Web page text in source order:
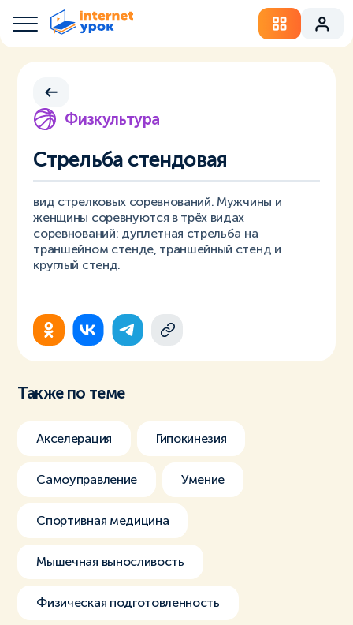
Физкультура
Стрельба стендовая
вид стрелковых соревнований. Мужчины и
женщины соревнуются в трёх видах
соревнований: дуплетная стрельба на
траншейном стенде, траншейный стенд и
круглый стенд.
Также по теме
Акселерация Гипокинезия
Самоуправление Умение
Спортивная медицина
Мышечная выносливость
Физическая подготовленность